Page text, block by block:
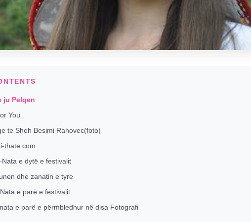
ju Pelqen
You
te Sheh Besimi Rahovec(foto)
thate.com
e dytë e festivalit
dhe zanatin e tyre
e parë e festivalit
e parë e përmbledhur në disa Fotografi